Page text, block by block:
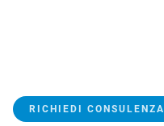
RICHIEDI CONSULENZA